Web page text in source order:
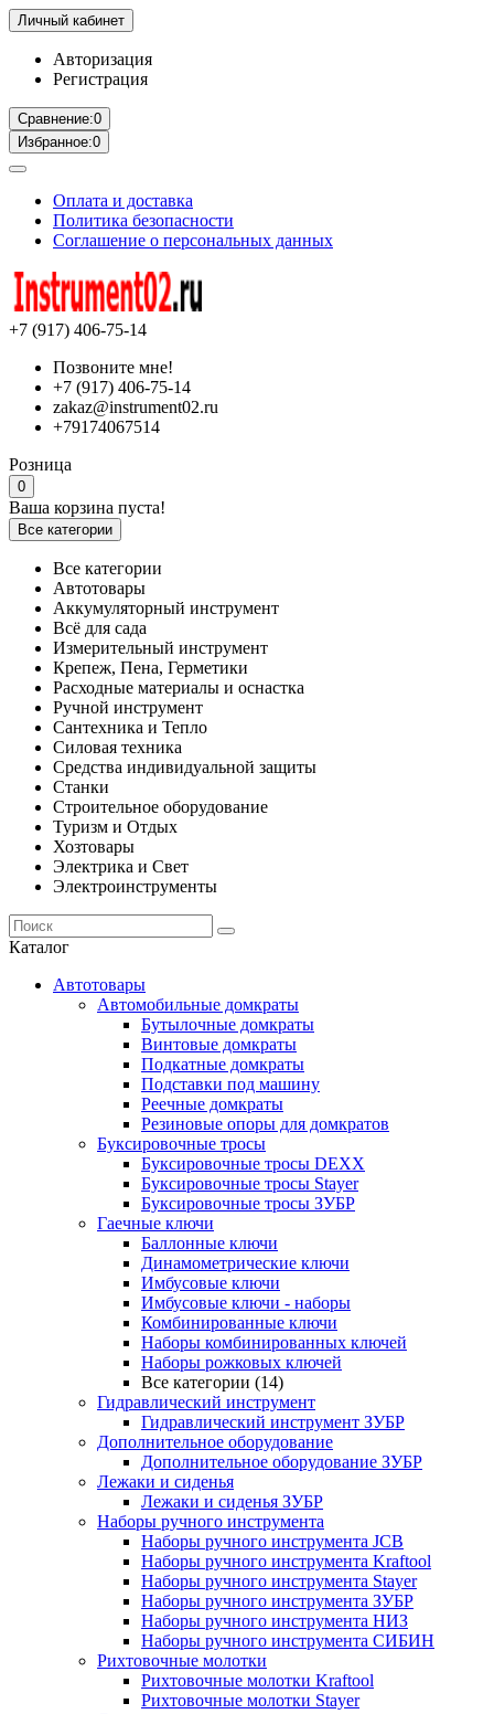
Личный кабинет
Авторизация
Регистрация
Сравнение:0
Избранное:0
Оплата и доставка
Политика безопасности
Соглашение о персональных данных
+7 (917) 406-75-14
Позвоните мне!
+7 (917) 406-75-14
zakaz@instrument02.ru
+79174067514
Розница
0
Ваша корзина пуста!
Все категории
Все категории
Автотовары
Аккумуляторный инструмент
Всё для сада
Измерительный инструмент
Крепеж, Пена, Герметики
Расходные материалы и оснастка
Ручной инструмент
Сантехника и Тепло
Силовая техника
Средства индивидуальной защиты
Станки
Строительное оборудование
Туризм и Отдых
Хозтовары
Электрика и Свет
Электроинструменты
Каталог
Автотовары
Автомобильные домкраты
Бутылочные домкраты
Винтовые домкраты
Подкатные домкраты
Подставки под машину
Реечные домкраты
Резиновые опоры для домкратов
Буксировочные тросы
Буксировочные тросы DEXX
Буксировочные тросы Stayer
Буксировочные тросы ЗУБР
Гаечные ключи
Баллонные ключи
Динамометрические ключи
Имбусовые ключи
Имбусовые ключи - наборы
Комбинированные ключи
Наборы комбинированных ключей
Наборы рожковых ключей
Все категории (14)
Гидравлический инструмент
Гидравлический инструмент ЗУБР
Дополнительное оборудование
Дополнительное оборудование ЗУБР
Лежаки и сиденья
Лежаки и сиденья ЗУБР
Наборы ручного инструмента
Наборы ручного инструмента JCB
Наборы ручного инструмента Kraftool
Наборы ручного инструмента Stayer
Наборы ручного инструмента ЗУБР
Наборы ручного инструмента НИЗ
Наборы ручного инструмента СИБИН
Рихтовочные молотки
Рихтовочные молотки Kraftool
Рихтовочные молотки Stayer